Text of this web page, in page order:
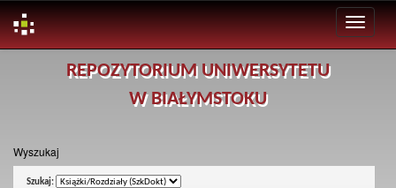
REPOZYTORIUM UNIWERSYTETU
W BIAŁYMSTOKU
Wyszukaj
Szukaj: